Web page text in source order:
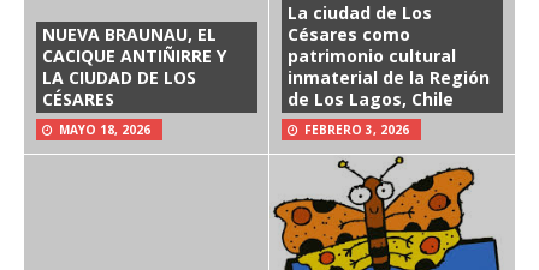
NUEVA BRAUNAU, EL
CACIQUE ANTIÑIRRE Y
LA CIUDAD DE LOS
CÉSARES
MAYO 18, 2026
La ciudad de Los
Césares como
patrimonio cultural
inmaterial de la Región
de Los Lagos, Chile
FEBRERO 3, 2026